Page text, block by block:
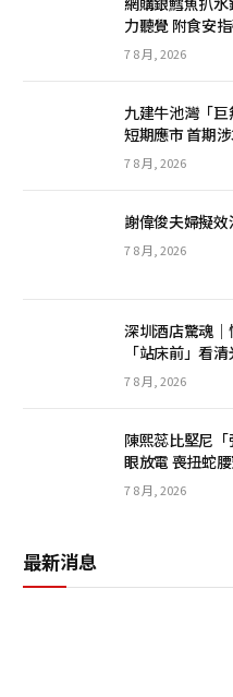
力聽覺 附食安
7 8 月, 2026
九建牛池灣「
短期應市 首期
7 8 月, 2026
謝偉俊夫婦擬
7 8 月, 2026
深圳酒店驚魂
「站床前」看清
7 8 月, 2026
陳熙蕊比堅尼
眼放電 喪扭蛇
7 8 月, 2026
最新消息